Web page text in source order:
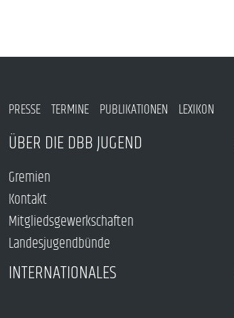
PRESSE TERMINE PUBLIKATIONEN LEXIKON
ÜBER DIE DBB JUGEND
Gremien
Kontakt
Mitgliedsgewerkschaften
Landesjugendbünde
INTERNATIONALES